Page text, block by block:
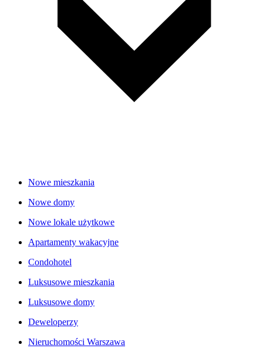
Nowe mieszkania
Nowe domy
Nowe lokale użytkowe
Apartamenty wakacyjne
Condohotel
Luksusowe mieszkania
Luksusowe domy
Deweloperzy
Nieruchomości Warszawa